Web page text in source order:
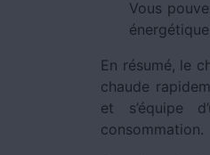
Vous
En résumé, le
chaude
et s’équipe
consommation.